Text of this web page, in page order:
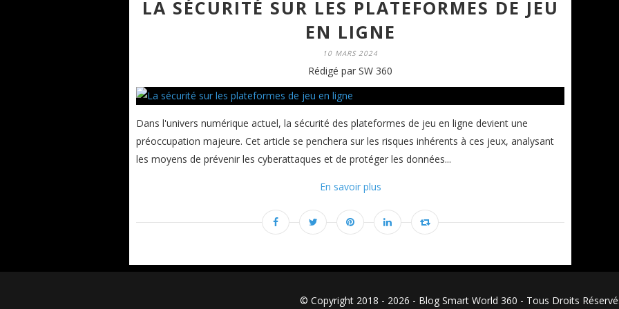
LA SÉCURITÉ SUR LES PLATEFORMES DE JEU
EN LIGNE
10 MARS 2024
Rédigé par SW 360
Dans l'univers numérique actuel, la sécurité des plateformes de jeu en ligne devient une
préoccupation majeure. Cet article se penchera sur les risques inhérents à ces jeux, analysant
les moyens de prévenir les cyberattaques et de protéger les données...
En savoir plus
© Copyright 2018 - 2026 - Blog Smart World 360 - Tous Droits